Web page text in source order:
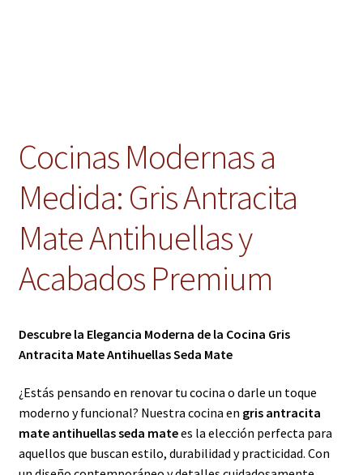
Cocinas Modernas a
Medida: Gris Antracita
Mate Antihuellas y
Acabados Premium
Descubre la Elegancia Moderna de la Cocina Gris
Antracita Mate Antihuellas Seda Mate
¿Estás pensando en renovar tu cocina o darle un toque
moderno y funcional? Nuestra cocina en gris antracita
mate antihuellas seda matees la elección perfecta para
aquellos que buscan estilo, durabilidad y practicidad. Con